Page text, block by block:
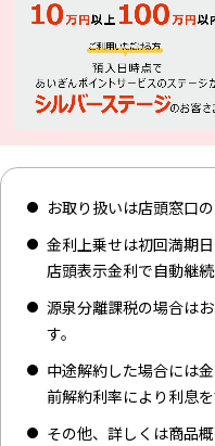
お取り扱いは店頭窓口の
金利上乗せは初回満期
店頭表示金利で自動継続
源泉分離課税の場合は
す。
中途解約した場合には
前解約利率により利息を
その他、詳しくは商品